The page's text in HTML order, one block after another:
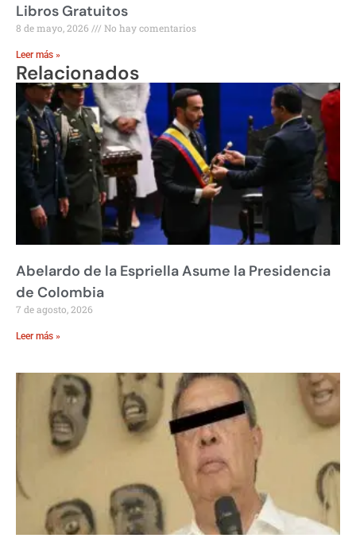
Libros Gratuitos
8 de mayo, 2026 No hay comentarios
Leer más »
Relacionados
Abelardo de la Espriella Asume la Presidencia
de Colombia
7 de agosto, 2026
Leer más »